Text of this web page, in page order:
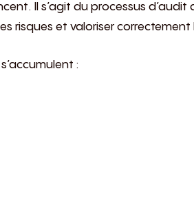
Il s’agit du processus
risques et valoriser correctement
: